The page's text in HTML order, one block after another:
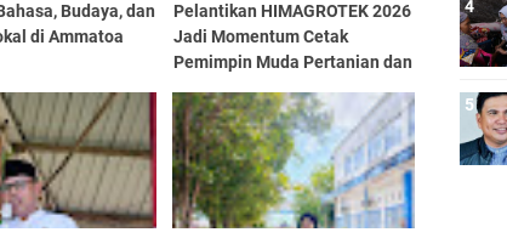
Budaya, dan
di Ammatoa
Pelantikan HIMAGROTEK 2026
Jadi Momentum Cetak
Pemimpin Muda Pertanian dan